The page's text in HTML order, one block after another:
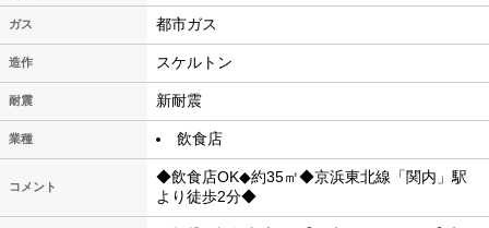
ガス 都市ガス
造作 スケルトン
耐震 新耐震
業種 飲食店
コメント
◆飲食店OK◆約35㎡◆京浜東北線「関内」駅
より徒歩2分◆